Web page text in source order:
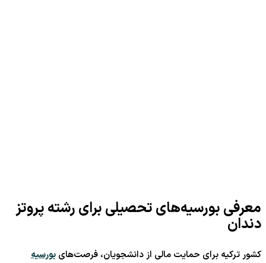
معرفی بورسیه‌های تحصیلی برای رشته پروتز
دندان
کشور ترکیه برای حمایت مالی از دانشجویان، فرصت‌های بورسیه